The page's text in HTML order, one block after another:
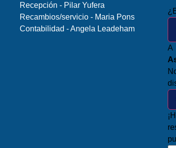
Recepción - Pilar Yufera
Recambios/servicio - Maria Pons
Contabilidad - Angela Leadeham
A